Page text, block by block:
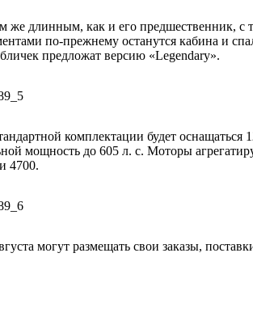
же длинным, как и его
по-прежнему останутся кабина и
предложат версию «Legendary».
комплектации будет
мощность до 605 л. с. Моторы
4700.
могут размещать свои заказы,